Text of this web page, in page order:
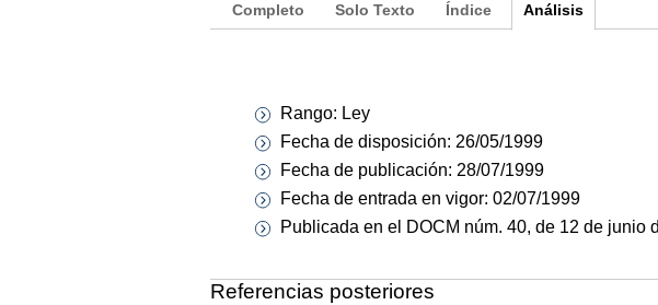
Completo Solo Texto Índice Análisis
Rango: Ley
Fecha de disposición: 26/05/1999
Fecha de publicación: 28/07/1999
Fecha de entrada en vigor: 02/07/1999
Publicada en el DOCM núm. 40, de 12 de junio
Referencias posteriores